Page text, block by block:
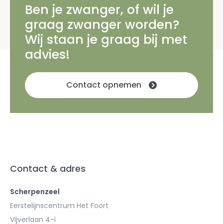
Ben je zwanger, of wil je
graag zwanger worden?
Wij staan je graag bij met
advies!
Contact opnemen
Contact & adres
Scherpenzeel
Eerstelijnscentrum Het Foort
Vijverlaan 4-i